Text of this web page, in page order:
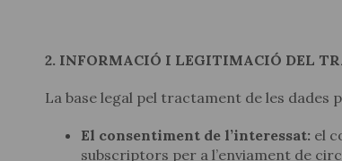
2. INFORMACIÓ I LEGITIMACIÓ DEL
La base legal pel tractament de les dades
El consentiment de l’interessat: el
subscriptors per a l’enviament de